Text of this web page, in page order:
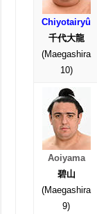
Chiyotairyû
千代大龍
(Maegashira
10)
Aoiyama
碧山
(Maegashira
9)